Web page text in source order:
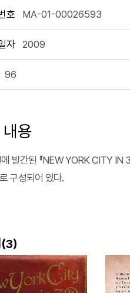
호 MA-01-00026593
자 2009
96
용
발간된 『NEW YORK CITY IN
구성되어 있다.
(3)